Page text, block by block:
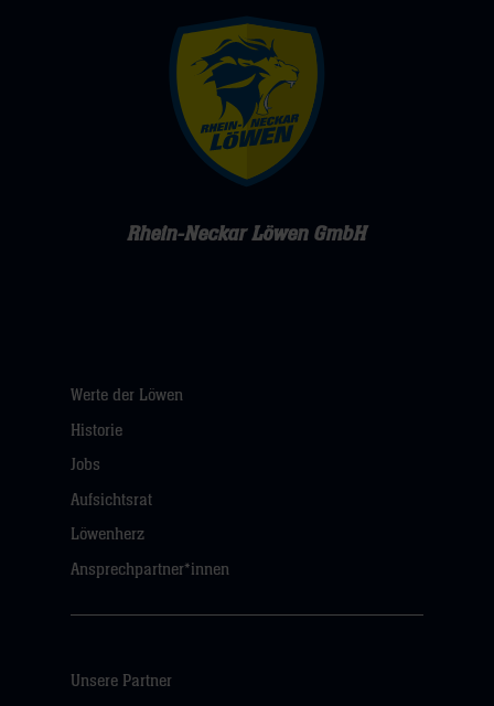
Rhein-Neckar Löwen GmbH
Werte der Löwen
Historie
Jobs
Aufsichtsrat
Löwenherz
Ansprechpartner*innen
Unsere Partner